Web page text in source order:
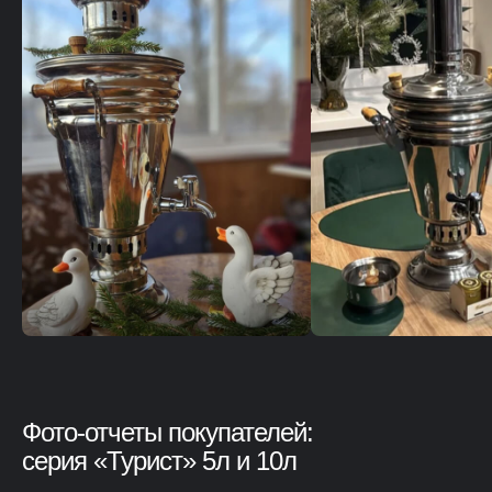
Фото-отчеты покупателей:
серия «Турист» 5л и 10л